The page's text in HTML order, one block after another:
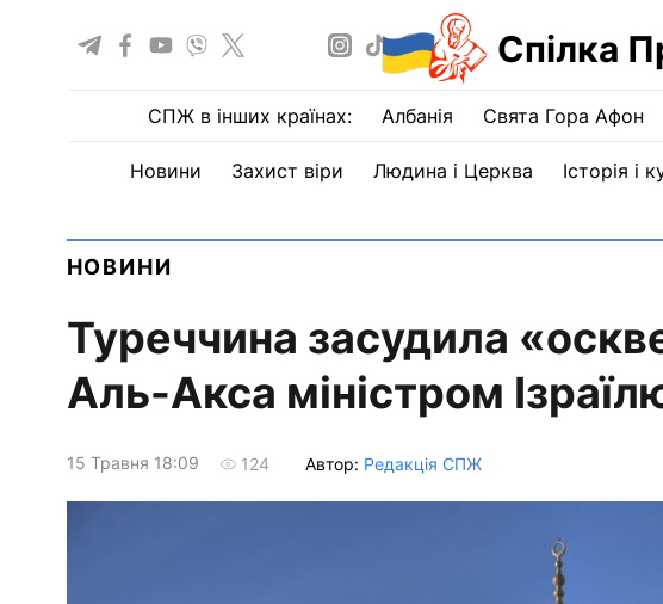
Спілка
СПЖ в інших країнах: Албанія Свята Гора Афон
Новини Захист віри Людина і Церква Історія і
НОВИНИ
Туреччина засудила
Аль-Акса міністром
15 Травня 18:09 124 Автор: Редакція СПЖ